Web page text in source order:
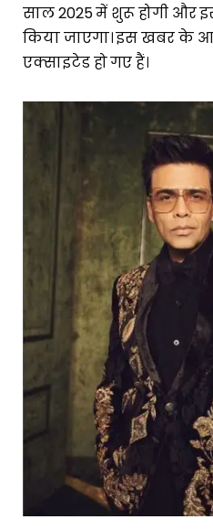
साल 2025 में शुरू होगी और
किया जाएगा। इस खबर के
एक्साइटेड हो गए हैं।